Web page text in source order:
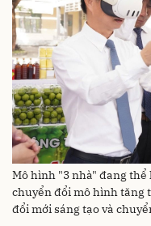
Mô hình "3 nhà" đang
chuyển đổi mô hình tăng
đổi mới sáng tạo và